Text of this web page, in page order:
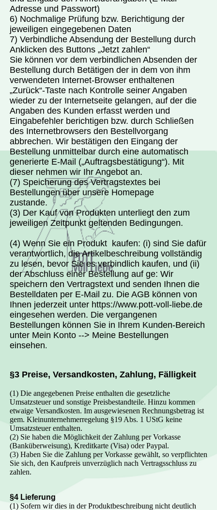
Adresse und Passwort)
6) Nochmalige Prüfung bzw. Berichtigung der
jeweiligen eingegebenen Daten
7) Verbindliche Absendung der Bestellung durch
Anklicken des Buttons „Jetzt zahlen“
Sie können vor dem verbindlichen Absenden der
Bestellung durch Betätigen der in dem von ihm
verwendeten Internet-Browser enthaltenen
„Zurück“-Taste nach Kontrolle seiner Angaben
wieder zu der Internetseite gelangen, auf der die
Angaben des Kunden erfasst werden und
Eingabefehler berichtigen bzw. durch Schließen
des Internetbrowsers den Bestellvorgang
abbrechen. Wir bestätigen den Eingang der
Bestellung unmittelbar durch eine automatisch
generierte E-Mail („Auftragsbestätigung“). Mit
dieser nehmen wir Ihr Angebot an.
(7) Speicherung des Vertragstextes bei
Bestellungen über unsere Homepage
zustande.
(3) Der Kauf von Produkten unterliegt den zum
jeweiligen Zeitpunkt geltenden Bedingungen.
(4) Wenn Sie ein Produkt kaufen: (i) sind Sie dafür
verantwortlich, die Artikelbeschreibung vollständig
zu lesen, bevor Sie es verbindlich kaufen, und (ii)
der Abschluss einer Bestellung auf ge: Wir
speichern den Vertragstext und senden Ihnen die
Bestelldaten per E-Mail zu. Die AGB können von
Ihnen jederzeit unter https://www.pott-voll-liebe.de
eingesehen werden. Die vergangenen
Bestellungen können Sie in Ihrem Kunden-Bereich
unter Mein Konto --> Meine Bestellungen
einsehen.
§3 Preise, Versandkosten, Zahlung, Fälligkeit
(1) Die angegebenen Preise enthalten die gesetzliche
Umsatzsteuer und sonstige Preisbestandteile. Hinzu kommen
etwaige Versandkosten. Im ausgewiesenen Rechnungsbetrag ist
gem. Kleinunternehmerregelung §19 Abs. 1 UStG keine
Umsatzsteuer enthalten.
(2) Sie haben die Möglichkeit der Zahlung per Vorkasse
(Banküberweisung), Kreditkarte (Visa) oder Paypal.
(3) Haben Sie die Zahlung per Vorkasse gewählt, so verpflichten
Sie sich, den Kaufpreis unverzüglich nach Vertragsschluss zu
zahlen.
§4 Lieferung
(1) Sofern wir dies in der Produktbeschreibung nicht deutlich